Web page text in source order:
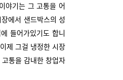
야기는 그 고통을 어
에서 샌드박스의 성
들어가있기도 합니
제 그걸 냉정한 시장
통을 감내한 창업자